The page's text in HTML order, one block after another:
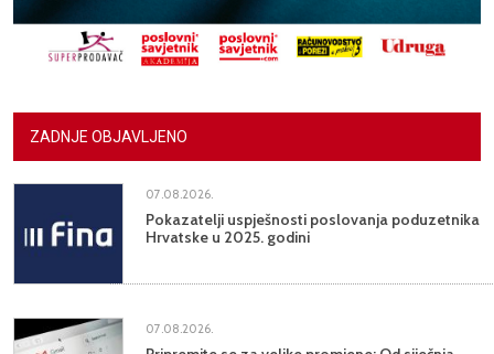
ZADNJE OBJAVLJENO
07.08.2026.
Pokazatelji uspješnosti poslovanja poduzetnika
Hrvatske u 2025. godini
07.08.2026.